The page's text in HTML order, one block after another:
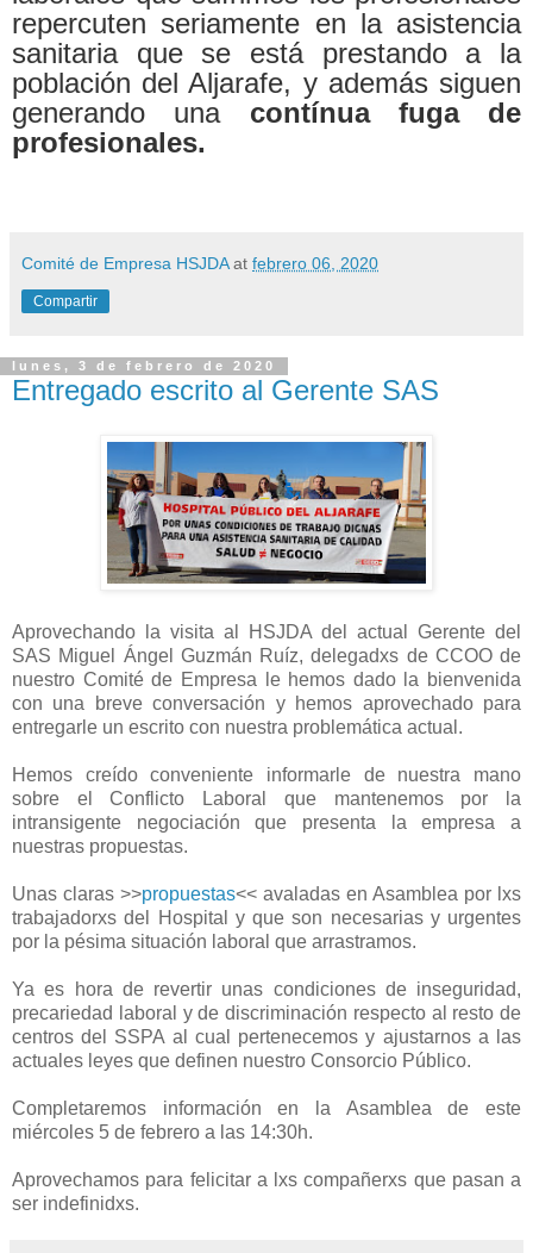
repercuten seriamente en la asistencia
sanitaria que se está prestando a la
población del Aljarafe, y además siguen
generando una contínua fuga de
profesionales.
Comité de Empresa HSJDA at febrero 06, 2020
Compartir
lunes, 3 de febrero de 2020
Entregado escrito al Gerente SAS
Aprovechando la visita al HSJDA del actual Gerente del
SAS Miguel Ángel Guzmán Ruíz, delegadxs de CCOO de
nuestro Comité de Empresa le hemos dado la bienvenida
con una breve conversación y hemos aprovechado para
entregarle un escrito con nuestra problemática actual.
Hemos creído conveniente informarle de nuestra mano
sobre el Conflicto Laboral que mantenemos por la
intransigente negociación que presenta la empresa a
nuestras propuestas.
Unas claras >>propuestas<< avaladas en Asamblea por lxs
trabajadorxs del Hospital y que son necesarias y urgentes
por la pésima situación laboral que arrastramos.
Ya es hora de revertir unas condiciones de inseguridad,
precariedad laboral y de discriminación respecto al resto de
centros del SSPA al cual pertenecemos y ajustarnos a las
actuales leyes que definen nuestro Consorcio Público.
Completaremos información en la Asamblea de este
miércoles 5 de febrero a las 14:30h.
Aprovechamos para felicitar a lxs compañerxs que pasan a
ser indefinidxs.